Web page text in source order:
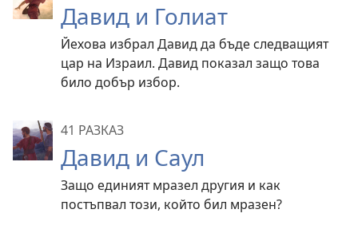
Давид и Голиат
Йехова избрал Давид да бъде следващият
цар на Израил. Давид показал защо това
било добър избор.
41 РАЗКАЗ
Давид и Саул
Защо единият мразел другия и как
постъпвал този, който бил мразен?